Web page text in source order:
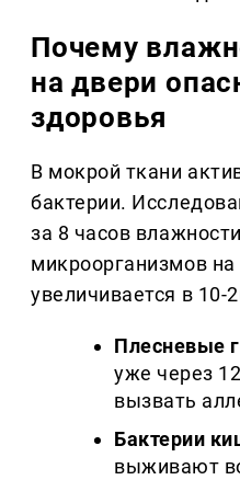
Почему
на двери
здоровья
В мокрой ткани
бактерии.
за 8 часов
микроорганизмов на
увеличивается в 10-
Плесневые
уже через
вызвать
Бактерии
выживают